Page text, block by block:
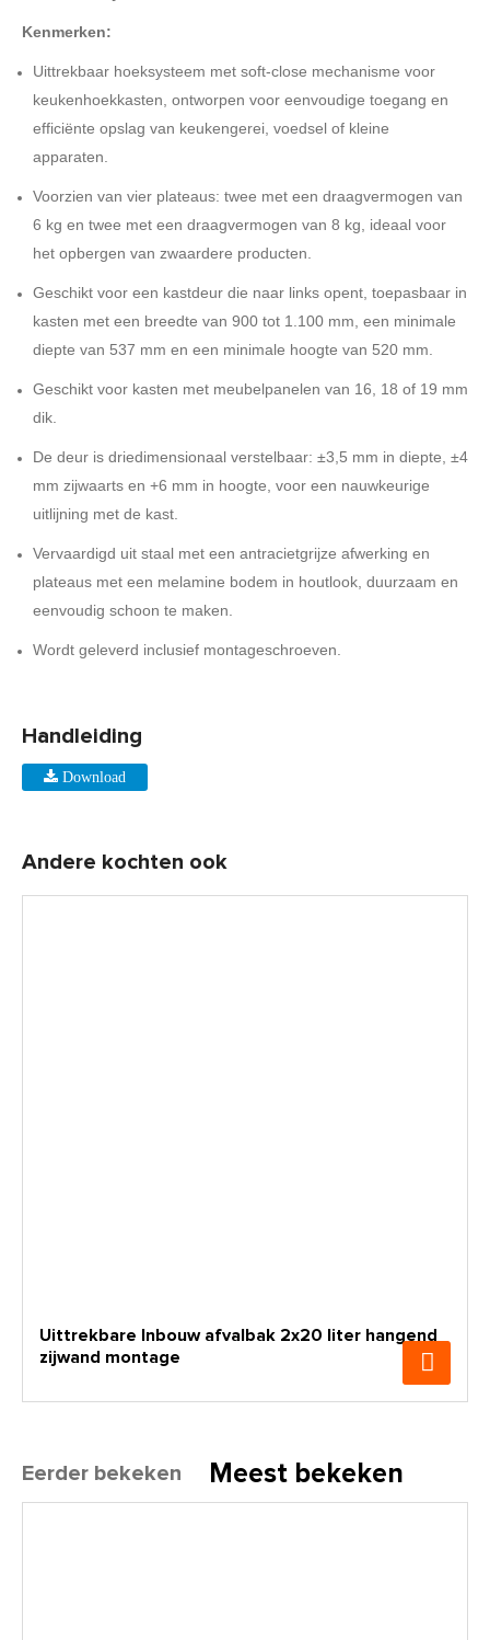
Kenmerken:
Uittrekbaar hoeksysteem met soft-close mechanisme voor
keukenhoekkasten, ontworpen voor eenvoudige toegang en
efficiënte opslag van keukengerei, voedsel of kleine
apparaten.
Voorzien van vier plateaus: twee met een draagvermogen van
6 kg en twee met een draagvermogen van 8 kg, ideaal voor
het opbergen van zwaardere producten.
Geschikt voor een kastdeur die naar links opent, toepasbaar in
kasten met een breedte van 900 tot 1.100 mm, een minimale
diepte van 537 mm en een minimale hoogte van 520 mm.
Geschikt voor kasten met meubelpanelen van 16, 18 of 19 mm
dik.
De deur is driedimensionaal verstelbaar: ±3,5 mm in diepte, ±4
mm zijwaarts en +6 mm in hoogte, voor een nauwkeurige
uitlijning met de kast.
Vervaardigd uit staal met een antracietgrijze afwerking en
plateaus met een melamine bodem in houtlook, duurzaam en
eenvoudig schoon te maken.
Wordt geleverd inclusief montageschroeven.
Handleiding
Download
Andere kochten ook
Uittrekbare Inbouw afvalbak 2x20 liter hangend
zijwand montage
Eerder bekeken Meest bekeken